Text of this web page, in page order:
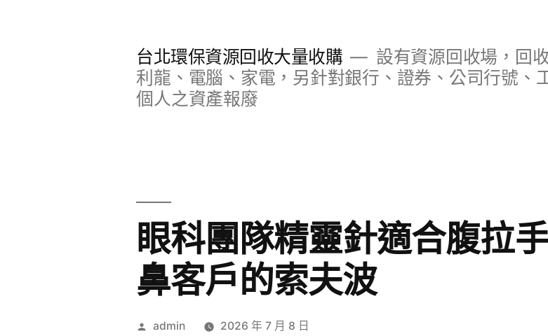
台北環保資源回收大量收購
設有資源回收場，回
利龍、電腦、家電，另針對銀行、證券、公司行號、
個人之資產報廢
眼科團隊精靈針適合腹拉
鼻客戶的索夫波
作
admin 2026 年 7 月 8 日